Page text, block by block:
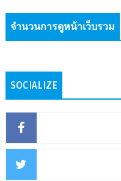
จำนวนการดูหน้าเว็บรวม
SOCIALIZE